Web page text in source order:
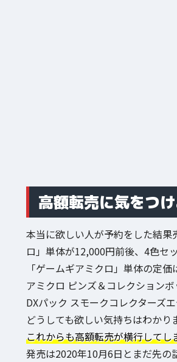
高額転売に気をつけ
本当に欲しい人が予約をした結
ロ」単体が12,000円前後、4色セ
「ゲームギアミクロ」単体の定価
アミクロ ピンズ＆コレクション
DXパック スモークコレクターズ
どうしても欲しい気持ちはわかり
これからも高額転売が横行してし
発売は2020年10月6日とまだ先の